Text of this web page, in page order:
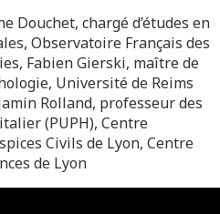
Douchet, chargé d’études en
Observatoire Français des
Fabien Gierski, maître de
Université de Reims
Rolland, professeur des
(PUPH), Centre
Civils de Lyon, Centre
de Lyon